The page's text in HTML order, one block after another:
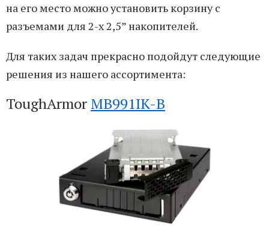
на его место можно установить корзину с
разъемами для 2-х 2,5” накопителей.
Для таких задач прекрасно подойдут следующие
решения из нашего ассортимента:
ToughArmor MB991IK-B